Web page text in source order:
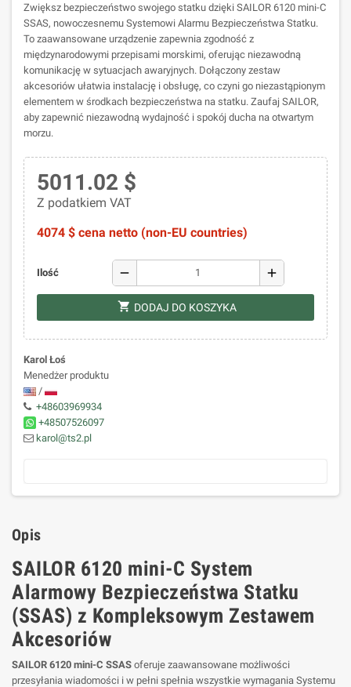
Zwiększ bezpieczeństwo swojego statku dzięki SAILOR 6120 mini-C
SSAS, nowoczesnemu Systemowi Alarmu Bezpieczeństwa Statku.
To zaawansowane urządzenie zapewnia zgodność z
międzynarodowymi przepisami morskimi, oferując niezawodną
komunikację w sytuacjach awaryjnych. Dołączony zestaw
akcesoriów ułatwia instalację i obsługę, co czyni go niezastąpionym
elementem w środkach bezpieczeństwa na statku. Zaufaj SAILOR,
aby zapewnić niezawodną wydajność i spokój ducha na otwartym
morzu.
5011.02 $
Z podatkiem VAT
4074 $ cena netto (non-EU countries)
Ilość remove add
shopping_cart DODAJ DO KOSZYKA
Karol Łoś
Menedżer produktu
/
+48603969934
+48507526097
karol@ts2.pl
Opis
SAILOR 6120 mini-C System
Alarmowy Bezpieczeństwa Statku
(SSAS) z Kompleksowym Zestawem
Akcesoriów
SAILOR 6120 mini-C SSAS oferuje zaawansowane możliwości
przesyłania wiadomości i w pełni spełnia wszystkie wymagania Systemu